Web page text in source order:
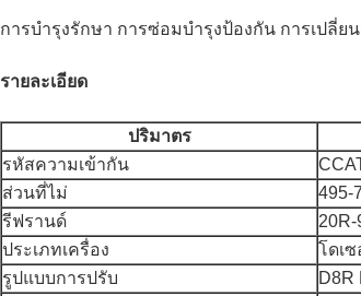
การบํารุงรักษา การซ่อมบํารุงป้องกัน การเปลี่ย
รายละเอียด
ปริมาตร
รหัสความเข้ากัน
ส่วนที่ไม่
495-
รีฟรานด์
20R-
ประเภทเครื่อง
โดเ
รูปแบบการปรับ
D8R